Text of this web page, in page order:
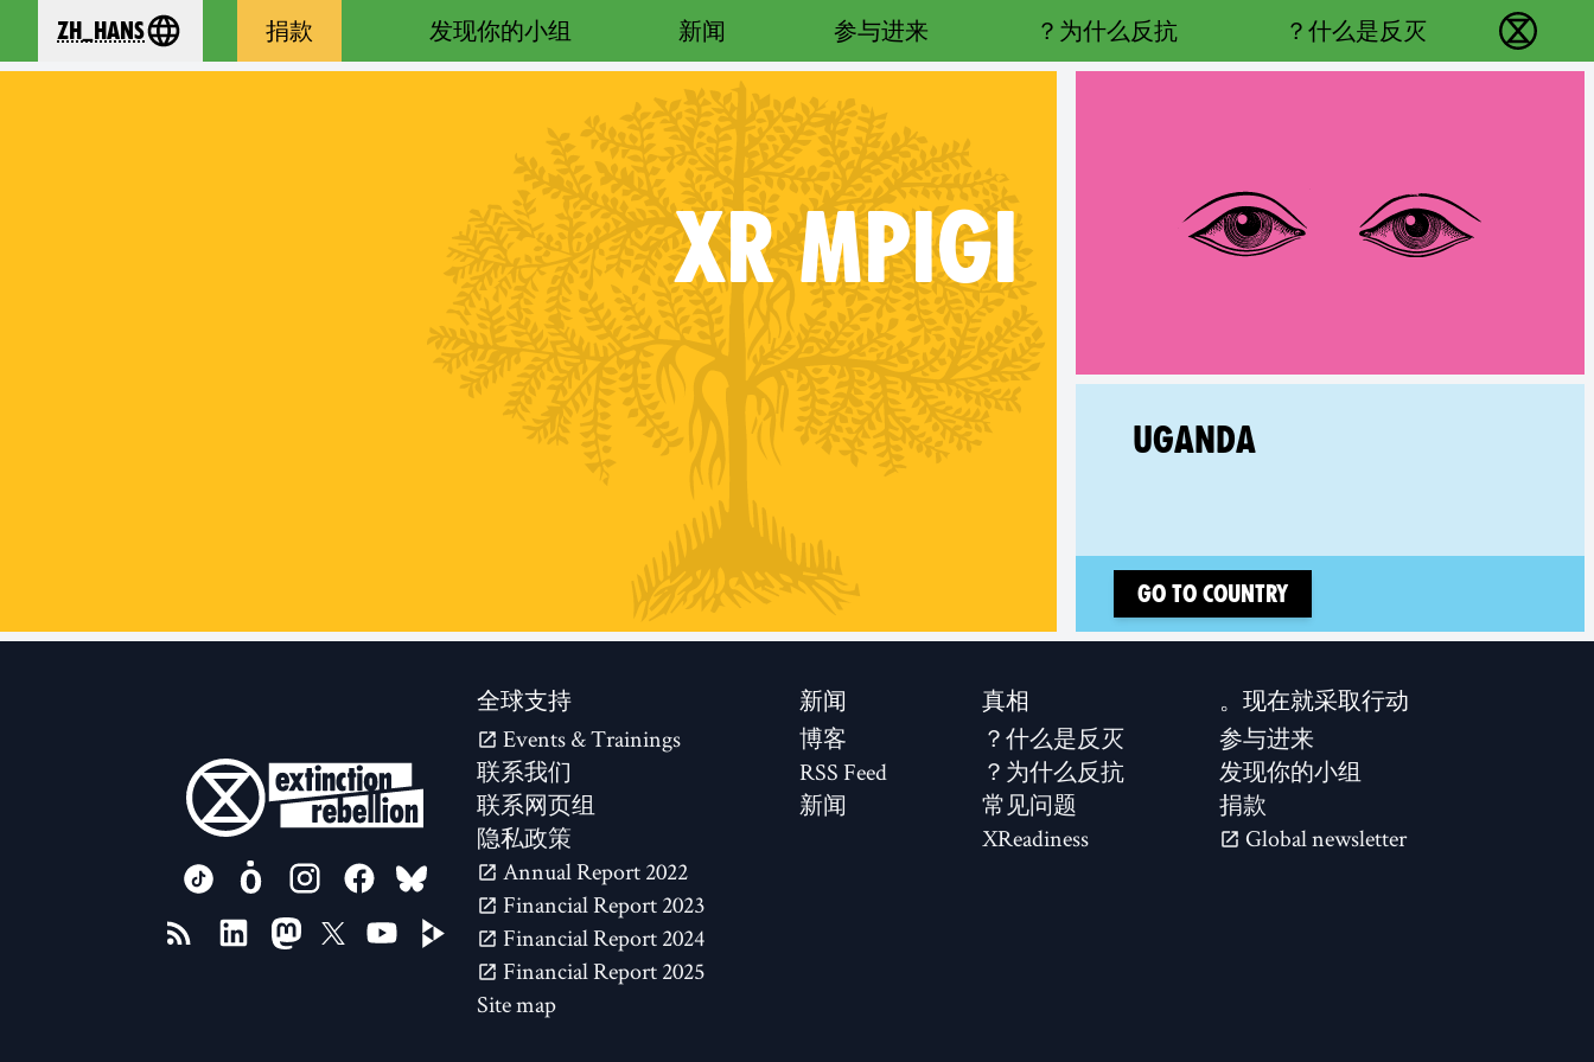
反抗灭绝 - Home
什么是反灭？
为什么反抗？
参与进来
新闻
发现你的小组
捐款
your language
zh_Hans
XRMPIGI
RELATED COUNTRY GROUP:
UGANDA
Follow XR Uganda on
Go to country
现在就采取行动。
参与进来
发现你的小组
捐款
Global newsletter
真相
什么是反灭？
为什么反抗？
常见问题
XReadiness
新闻
博客
RSS Feed
新闻
全球支持
Events & Trainings
联系我们
联系网页组
隐私政策
2022 Annual Report
2023 Financial Report
2024 Financial Report
2025 Financial Report
Site map
FOLLOW US ON